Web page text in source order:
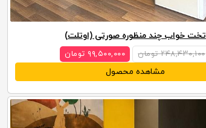
تخت خواب چند منظوره صورتی (اوتلت)
۲۴۸,۴۳۰,۱۰۰ تومان ۹۹,۵۰۰,۰۰۰ تومان
مشاهده محصول